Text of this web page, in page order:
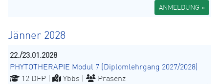
ANMELDUNG »
Jänner 2028
22./23.01.2028
PHYTOTHERAPIE Modul 7 (Diplomlehrgang 2027/2028)
12 DFP |
Ybbs | Präsenz